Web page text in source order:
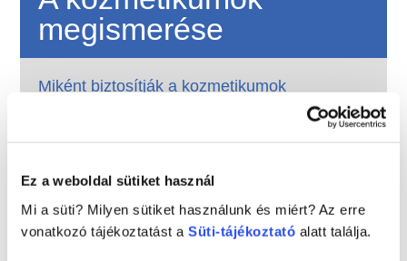
Ez a weboldal sütiket használ
Mi a süti? Milyen sütiket használunk és miért? Az erre
vonatkozó tájékoztatást a Süti-tájékoztató alatt találja.
megismerése
Miként biztosítják a kozmetikumok
Szigorú jogszabályok biztosítják, hogy az
Európai Unióban értékesített kozmetikumok
használhatók legyenek. A vállalatok, az
országos és az európai szabályozó hatóságok
közösen felelősek a kozmetikai termékek
Tovább
Mit kell tudnom az endokrin károsító
anyagokról?